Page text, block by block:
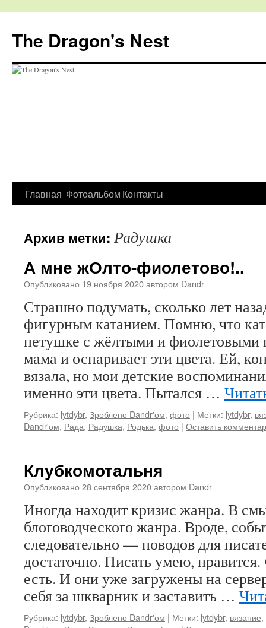
The Dragon's Nest
Перейти
содержимому
Главная Фотоальбом Контакты
Архив метки: Радушка
А мне жОлто-фиолетово!..
Опубликовано 19 ноября 2020автором Dandr
Страшно подумать, сколько лет
фигурным катанием. Помню, что
петушке с жёлтыми и фиолетовыми
мама и оспаривает эти цвета. Ей,
вязала, но мои детские
именно эти цвета. Пытался …
Рубрика: lytdybr, Зроблено Dandr'ом, фото | Метки: lytdybr,
Dandr'ом, Рада, Радушка, Родька, фото | Оставить
Клубкомотальня
Опубликовано 28 сентября 2020автором Dandr
Иногда находит кризис жанра. В
блоговодческого жанра. Вроде,
следовательно — поводов для
достаточно. Писать умею,
есть. И они уже загружены на
себя за шкварник и заставить …
Рубрика: lytdybr, Зроблено Dandr'ом | Метки: lytdybr, вязание,